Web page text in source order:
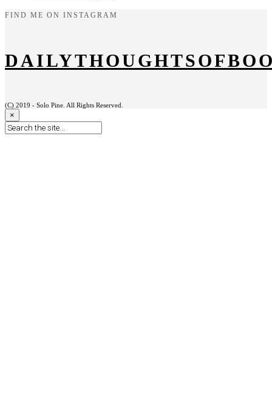
FIND ME ON INSTAGRAM
(C) 2019 - Solo Pine. All Rights Reserved.
×